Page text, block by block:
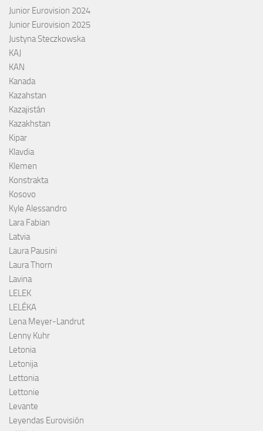
Junior Eurovision 2024
Junior Eurovision 2025
Justyna Steczkowska
KAJ
KAN
Kanada
Kazahstan
Kazajistán
Kazakhstan
Kipar
Klavdia
Klemen
Konstrakta
Kosovo
Kyle Alessandro
Lara Fabian
Latvia
Laura Pausini
Laura Thorn
Lavina
LELEK
LELÉKA
Lena Meyer-Landrut
Lenny Kuhr
Letonia
Letonija
Lettonia
Lettonie
Levante
Leyendas Eurovisión